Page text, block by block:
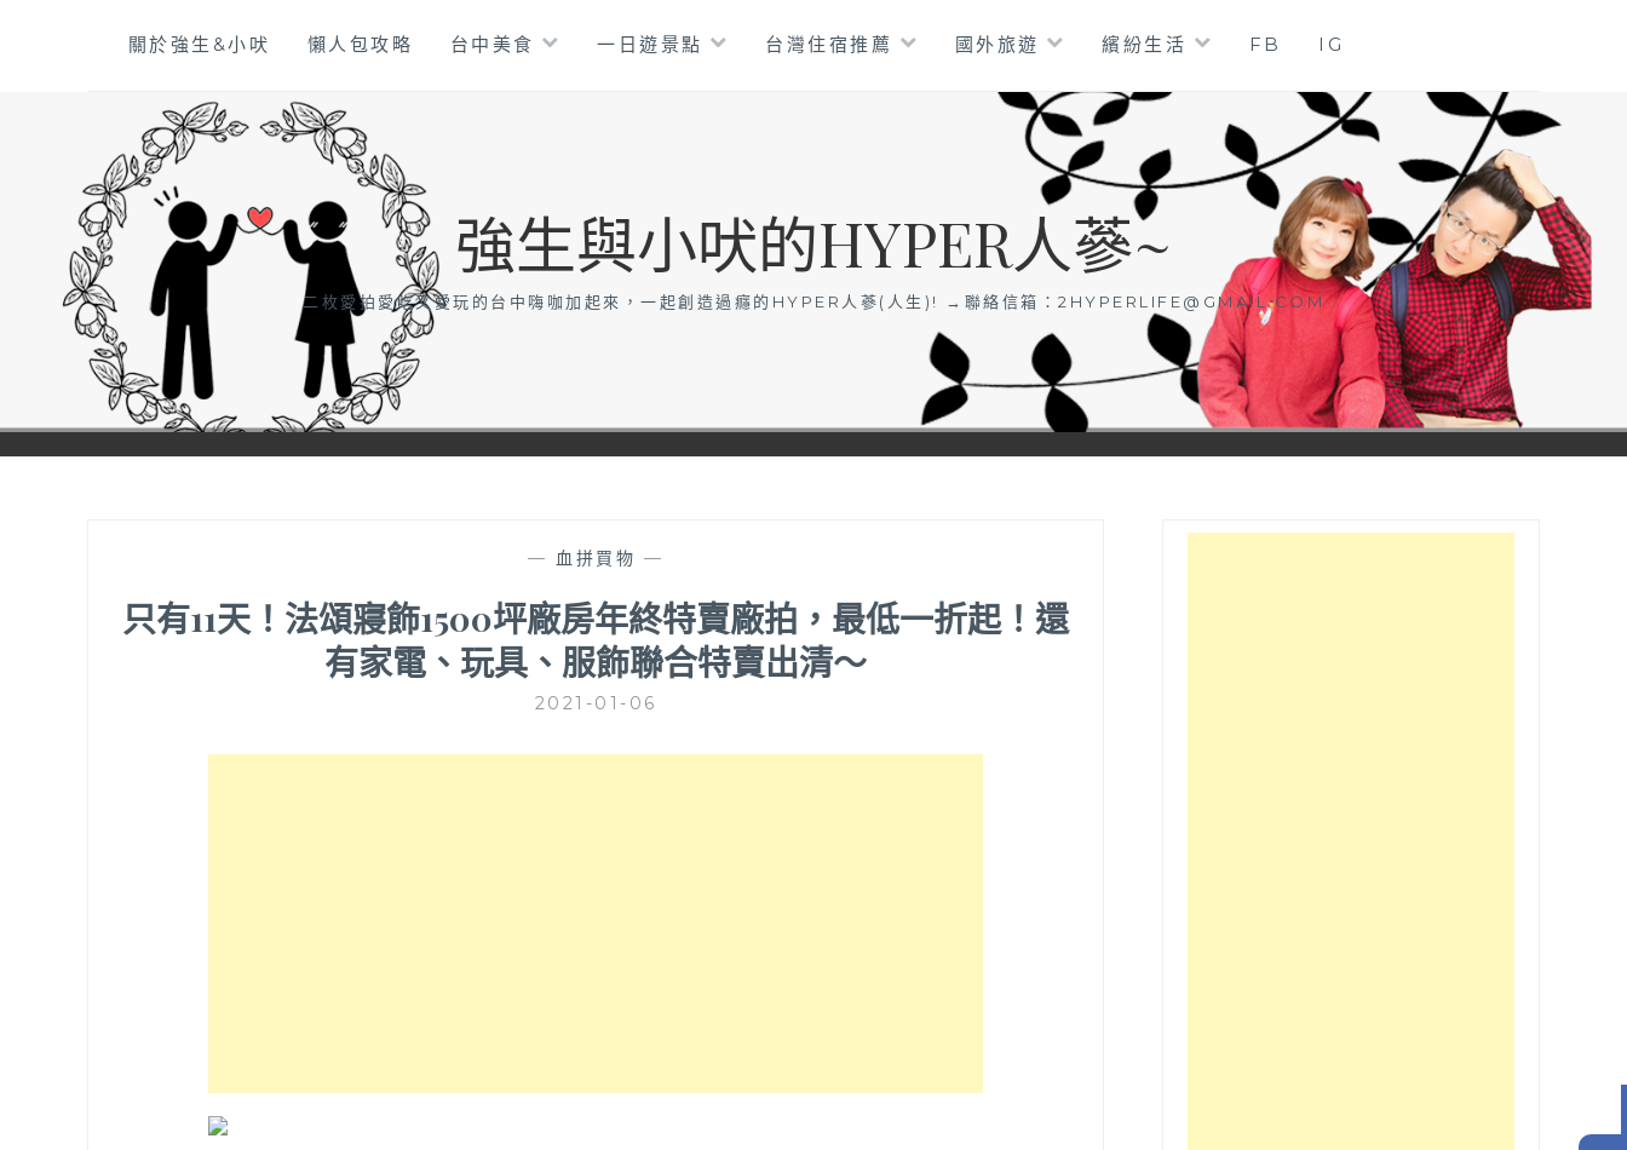
關於強生&小吠 懶人包攻略 台中美食 一日遊景點 台灣住宿推薦 國外旅遊 繽紛生活 FB IG
強生與小吠的HYPER人蔘~
二枚愛拍愛吃又愛玩的台中嗨咖加起來，一起創造過癮的HYPER人蔘(人生)! →聯絡信箱： 2HYPERLIFE@GMAIL.COM
— 血拼買物 —
只有11天！法頌寢飾1500坪廠房年終特賣廠拍，最低一折起！還
有家電、玩具、服飾聯合特賣出清～
2021-01-06